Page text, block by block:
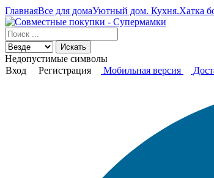
ГлавнаяВсе для домаУютный дом. Кухня.Хатка
Искать
Недопустимые символы
Вход
Регистрация Мобильная версия